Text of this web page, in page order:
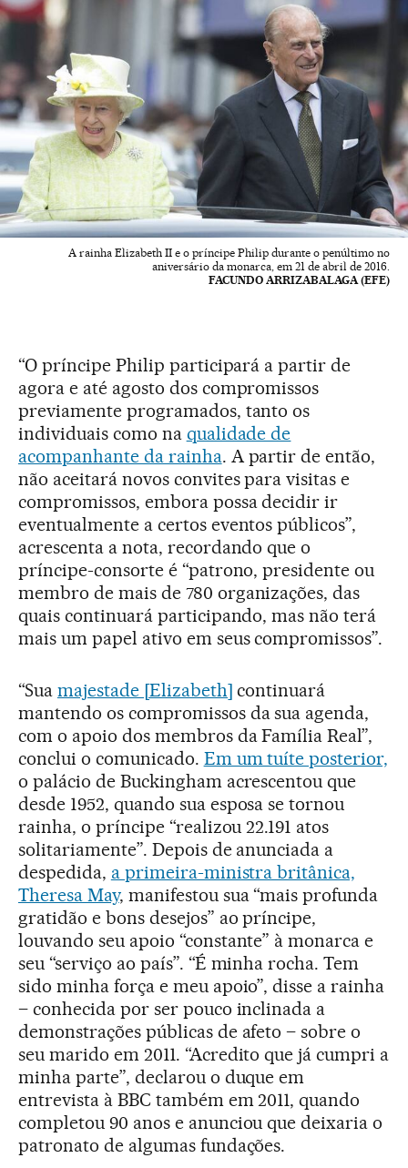
A rainha Elizabeth II e o príncipe Philip durante o penúltimo no
aniversário da monarca, em 21 de abril de 2016.
FACUNDO ARRIZABALAGA (EFE)
“O príncipe Philip participará a partir de
agora e até agosto dos compromissos
previamente programados, tanto os
individuais como na qualidade de
acompanhante da rainha. A partir de então,
não aceitará novos convites para visitas e
compromissos, embora possa decidir ir
eventualmente a certos eventos públicos”,
acrescenta a nota, recordando que o
príncipe-consorte é “patrono, presidente ou
membro de mais de 780 organizações, das
quais continuará participando, mas não terá
mais um papel ativo em seus compromissos”.
“Sua majestade [Elizabeth] continuará
mantendo os compromissos da sua agenda,
com o apoio dos membros da Família Real”,
conclui o comunicado. Em um tuíte posterior,
o palácio de Buckingham acrescentou que
desde 1952, quando sua esposa se tornou
rainha, o príncipe “realizou 22.191 atos
solitariamente”. Depois de anunciada a
despedida, a primeira-ministra britânica,
Theresa May, manifestou sua “mais profunda
gratidão e bons desejos” ao príncipe,
louvando seu apoio “constante” à monarca e
seu “serviço ao país”. “É minha rocha. Tem
sido minha força e meu apoio”, disse a rainha
– conhecida por ser pouco inclinada a
demonstrações públicas de afeto – sobre o
seu marido em 2011. “Acredito que já cumpri a
minha parte”, declarou o duque em
entrevista à BBC também em 2011, quando
completou 90 anos e anunciou que deixaria o
patronato de algumas fundações.